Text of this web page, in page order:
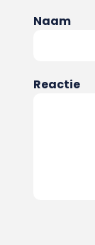
Naam
Reactie